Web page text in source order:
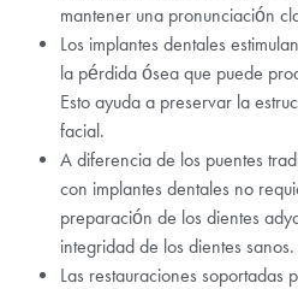
mantener una pronunciación
Los implantes dentales
la pérdida ósea que puede
Esto ayuda a preservar la
facial.
A diferencia de los puentes
con implantes dentales no
preparación de los dientes
integridad de los dientes sanos.
Las restauraciones soportadas